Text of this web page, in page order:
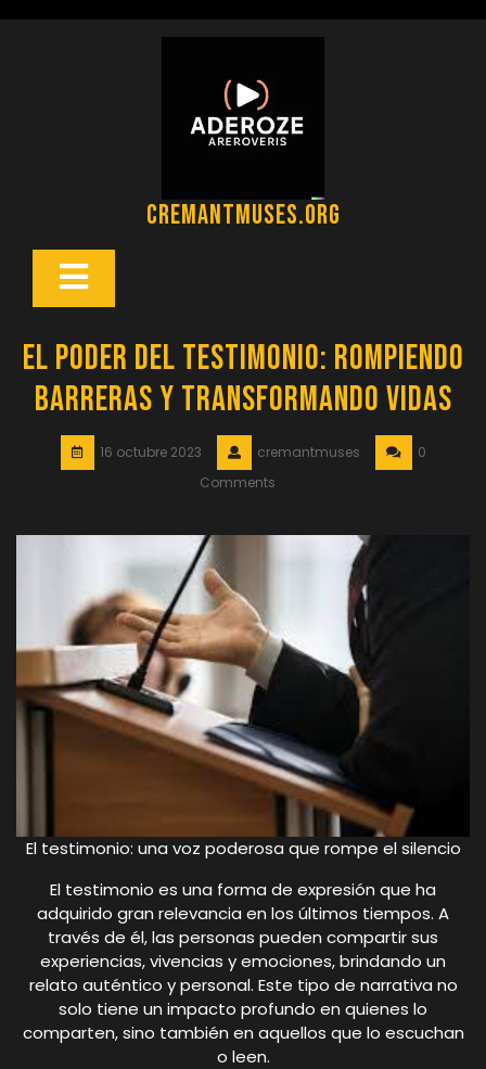
cremantmuses.org
Botón
El Poder del Testimonio: Rompiendo
Barreras y Transformando Vidas
16 octubre 2023 cremantmuses
0
Comments
El testimonio: una voz poderosa que rompe el silencio
El testimonio es una forma de expresión que ha
adquirido gran relevancia en los últimos tiempos. A
través de él, las personas pueden compartir sus
experiencias, vivencias y emociones, brindando un
relato auténtico y personal. Este tipo de narrativa no
solo tiene un impacto profundo en quienes lo
comparten, sino también en aquellos que lo escuchan
o leen.